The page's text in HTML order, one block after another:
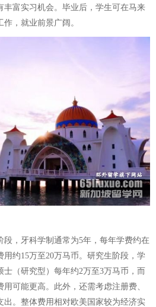
丰富实习机会。毕业后，学生可在马来
，就业前景广阔。
段，牙科学制通常为5年，每年学费约在
约15万至20万马币。研究生阶段，学
士（研究型）每年约2万至3万马币，而
可能更高。此外，还需考虑注册费、
出。整体费用相对欧美国家较为经济实